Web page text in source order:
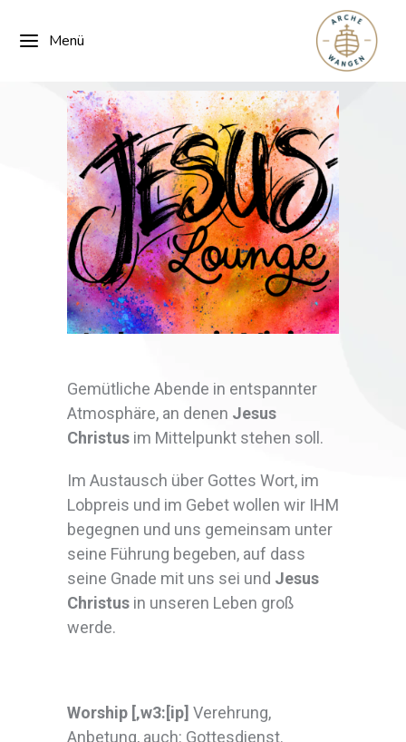
Menü
Gemütliche Abende in entspannter
Atmosphäre, an denen Jesus
Christus im Mittelpunkt stehen soll.
Im Austausch über Gottes Wort, im
Lobpreis und im Gebet wollen wir IHM
begegnen und uns gemeinsam unter
seine Führung begeben, auf dass
seine Gnade mit uns sei und Jesus
Christus in unseren Leben groß
werde.
Worship [‚w3:[ip] Verehrung,
Anbetung, auch: Gottesdienst.